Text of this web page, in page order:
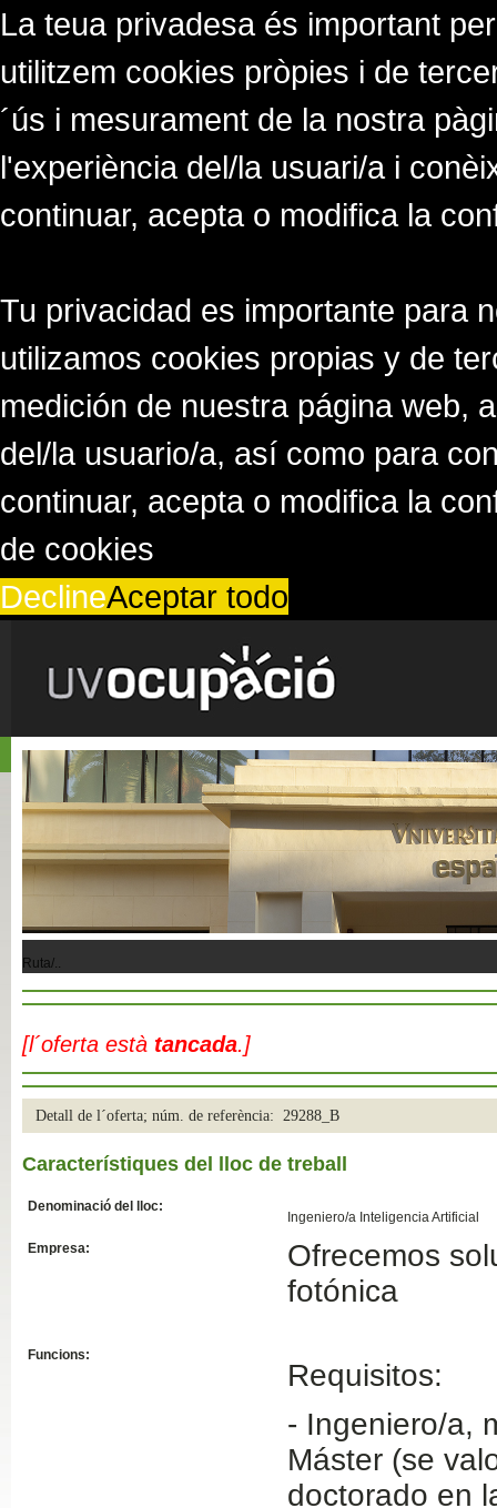
La teua privadesa és important
utilitzem cookies pròpies i de
´ús i mesurament de la nostra
l'experiència del/la usuari/a i
continuar, acepta o modifica la
Tu privacidad es importante para
utilizamos cookies propias y de
medición de nuestra página web,
del/la usuario/a, así como para
continuar, acepta o modifica la
de cookies
DeclineAceptar todo
Ruta/..
[l´oferta està tancada.]
Detall de l´oferta; núm. de referència: 29288_B
Característiques del lloc de treball
Denominació del lloc:
Ingeniero/a Inteligencia Artificial
Empresa:
Ofrecemos
fotónica
Funcions:
Requisitos:
- Ingeniero/a,
Máster (se
doctorado en